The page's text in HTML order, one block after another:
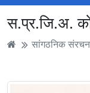
स.प्र.जि.अ. को
सांगठनिक